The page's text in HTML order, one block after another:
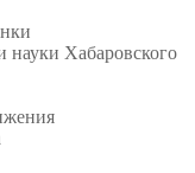
науки Хабаровского